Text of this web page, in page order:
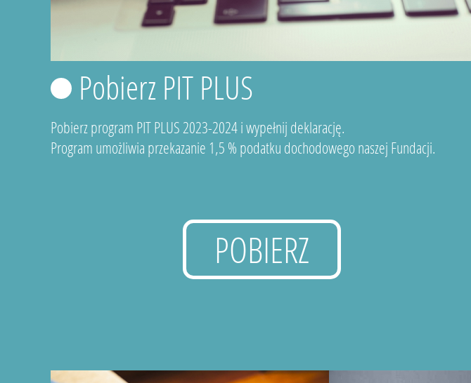
Pobierz PIT PLUS
Pobierz program PIT PLUS 2023-2024 i wypełnij deklarację.
Program umożliwia przekazanie 1,5 % podatku dochodowego naszej Fundacji.
POBIERZ